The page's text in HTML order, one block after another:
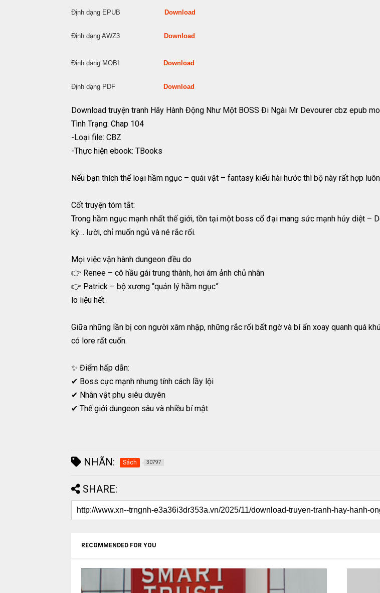
Định dạng EPUB Download
Định dạng AWZ3 Download
Định dạng MOBI Download
Định dạng PDF Download
Download truyện tranh Hãy Hành Động Như Một BOSS Đi Ngài Mr Devourer cbz epub
Tình Trạng: Chap 104
-Loại file: CBZ
-Thực hiện ebook: TBooks
Nếu bạn thích thể loại hầm ngục – quái vật – fantasy kiểu hài hước thì bộ này rất hợp
Cốt truyện tóm tắt:
Trong hầm ngục mạnh nhất thế giới, tồn tại một boss cổ đại mang sức mạnh hủy diệt –
kỳ… lười, chỉ muốn ngủ và né rắc rối.
Mọi việc vận hành dungeon đều do
👉 Renee – cô hầu gái trung thành, hơi ám ảnh chủ nhân
👉 Patrick – bộ xương “quản lý hầm ngục”
lo liệu hết.
Giữa những lần bị con người xâm nhập, những rắc rối bất ngờ và bí ẩn xoay quanh quá
có lore rất cuốn.
✨ Điểm hấp dẫn:
✔ Boss cực mạnh nhưng tính cách lầy lội
✔ Nhân vật phụ siêu duyên
✔ Thế giới dungeon sâu và nhiều bí mật
NHÃN: Sách 30797
SHARE:
RECOMMENDED FOR YOU